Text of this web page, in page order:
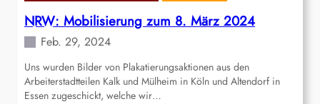
NRW: Mobilisierung zum 8. März 2024
Feb. 29, 2024
Uns wurden Bilder von Plakatierungsaktionen aus den
Arbeiterstadtteilen Kalk und Mülheim in Köln und Altendorf in
Essen zugeschickt, welche wir…